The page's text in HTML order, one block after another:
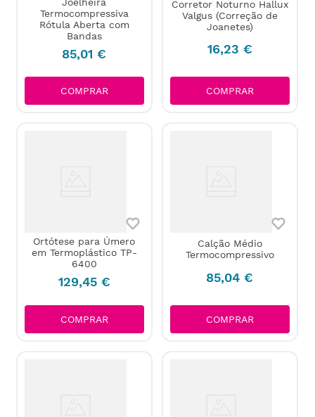
Termocompressiva
Rótula Aberta com
Bandas
85,01 €
COMPRAR
Corretor Noturno Hallux
Valgus (Correção de
Joanetes)
16,23 €
COMPRAR
Ortótese para Úmero
em Termoplástico TP-
6400
129,45 €
COMPRAR
Calção Médio
Termocompressivo
85,04 €
COMPRAR